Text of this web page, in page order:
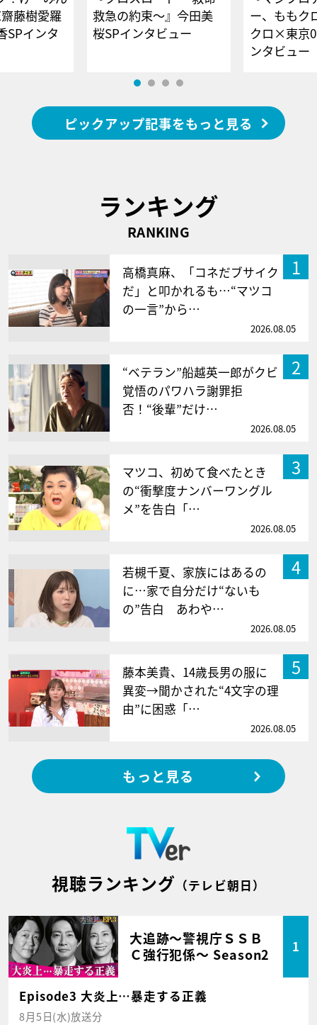
藤樹愛羅
SPインタ
救急の約束～』今田美
桜SPインタビュー
ー、ももク
クロ×東京
ンタビュー
ピックアップ記事をもっと見る
ランキング
RANKING
1
高橋真麻、「コネだブサイク
だ」と叩かれるも…“マツコ
の一言”から…
2026.08.05
2
“ベテラン”船越英一郎がクビ
覚悟のパワハラ謝罪拒
否！“後輩”だけ…
2026.08.05
3
マツコ、初めて食べたとき
の“衝撃度ナンバーワングル
メ”を告白「…
2026.08.05
4
若槻千夏、家族にはあるの
に…家で自分だけ“ないも
の”告白 あわや…
2026.08.05
5
藤本美貴、14歳長男の服に
異変→聞かされた“4文字の理
由”に困惑「…
2026.08.05
もっと見る
視聴ランキング （テレビ朝日）
大追跡～警視庁ＳＳＢ
Ｃ強行犯係～ Season2
1
Episode3 大炎上…暴走する正義
8月5日(水)放送分